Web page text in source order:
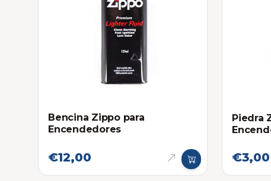
Bencina Zippo para
Encendedores
€12,00
Piedra
€3,00